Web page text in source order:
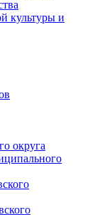
культуры и
округа